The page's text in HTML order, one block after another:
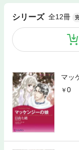
シリーズ 全12冊
マッ
0